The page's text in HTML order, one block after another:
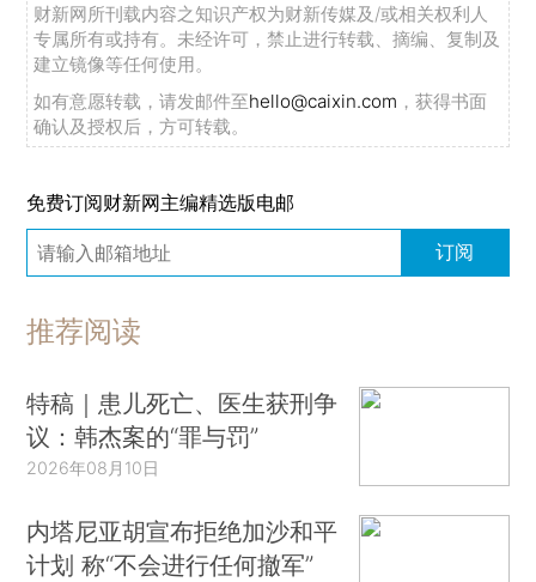
财新网所刊载内容之知识产权为财新传媒及/或相关权利人
专属所有或持有。未经许可，禁止进行转载、摘编、复制及
建立镜像等任何使用。
如有意愿转载，请发邮件至hello@caixin.com ，获得书面
确认及授权后，方可转载。
免费订阅财新网主编精选版电邮
订阅
推荐阅读
特稿｜患儿死亡、医生获刑争
议：韩杰案的“罪与罚”
2026年08月10日
内塔尼亚胡宣布拒绝加沙和平
计划 称“不会进行任何撤军”